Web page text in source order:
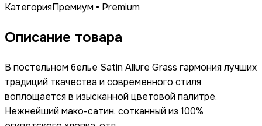
КатегорияПремиум • Premium
Описание товара
В постельном белье Satin Allure Grass гармония лучших
традиций ткачества и современного стиля
воплощается в изысканной цветовой палитре.
Нежнейший мако-сатин, сотканный из 100%